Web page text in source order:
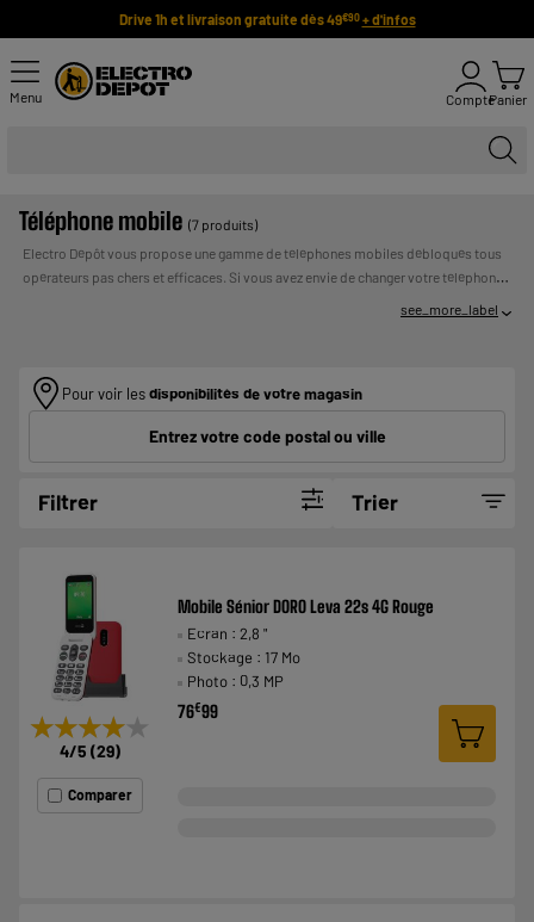
Drive 1h et livraison gratuite dès 49€90 + d'infos
Menu ComptePanier
Téléphone mobile (7 produits)
Electro Dépôt vous propose une gamme de téléphones mobiles débloqués tous
opérateurs pas chers et efficaces. Si vous avez envie de changer votre téléphone
REMBOURSE. VERIFIEZ VOS CAPACITES DE
REMBOURSEMENT AVANT DE VOUS ENGAGER.
see_more_label
Pour voir lesdisponibilités de votre magasin
Entrez votre code postal ou ville
Filtrer Trier
★★★★★
★★★★★
4/5 (29)
Comparer
Mobile Sénior DORO Leva 22s 4G Rouge
Ecran : 2,8 "
Stockage : 17 Mo
Photo : 0,3 MP
76€99